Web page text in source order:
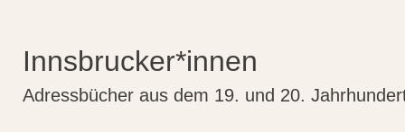
Innsbrucker*innen
Adressbücher aus dem 19. und 20.